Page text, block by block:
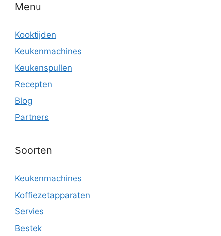
Menu
Kooktijden
Keukenmachines
Keukenspullen
Recepten
Blog
Partners
Soorten
Keukenmachines
Koffiezetapparaten
Servies
Bestek